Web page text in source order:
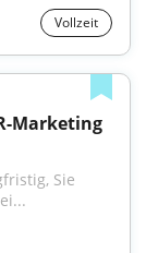
Vollzeit
Marketing
Sie